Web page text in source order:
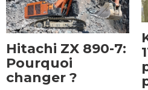
Hitachi ZX 890-7:
Pourquoi
changer ?